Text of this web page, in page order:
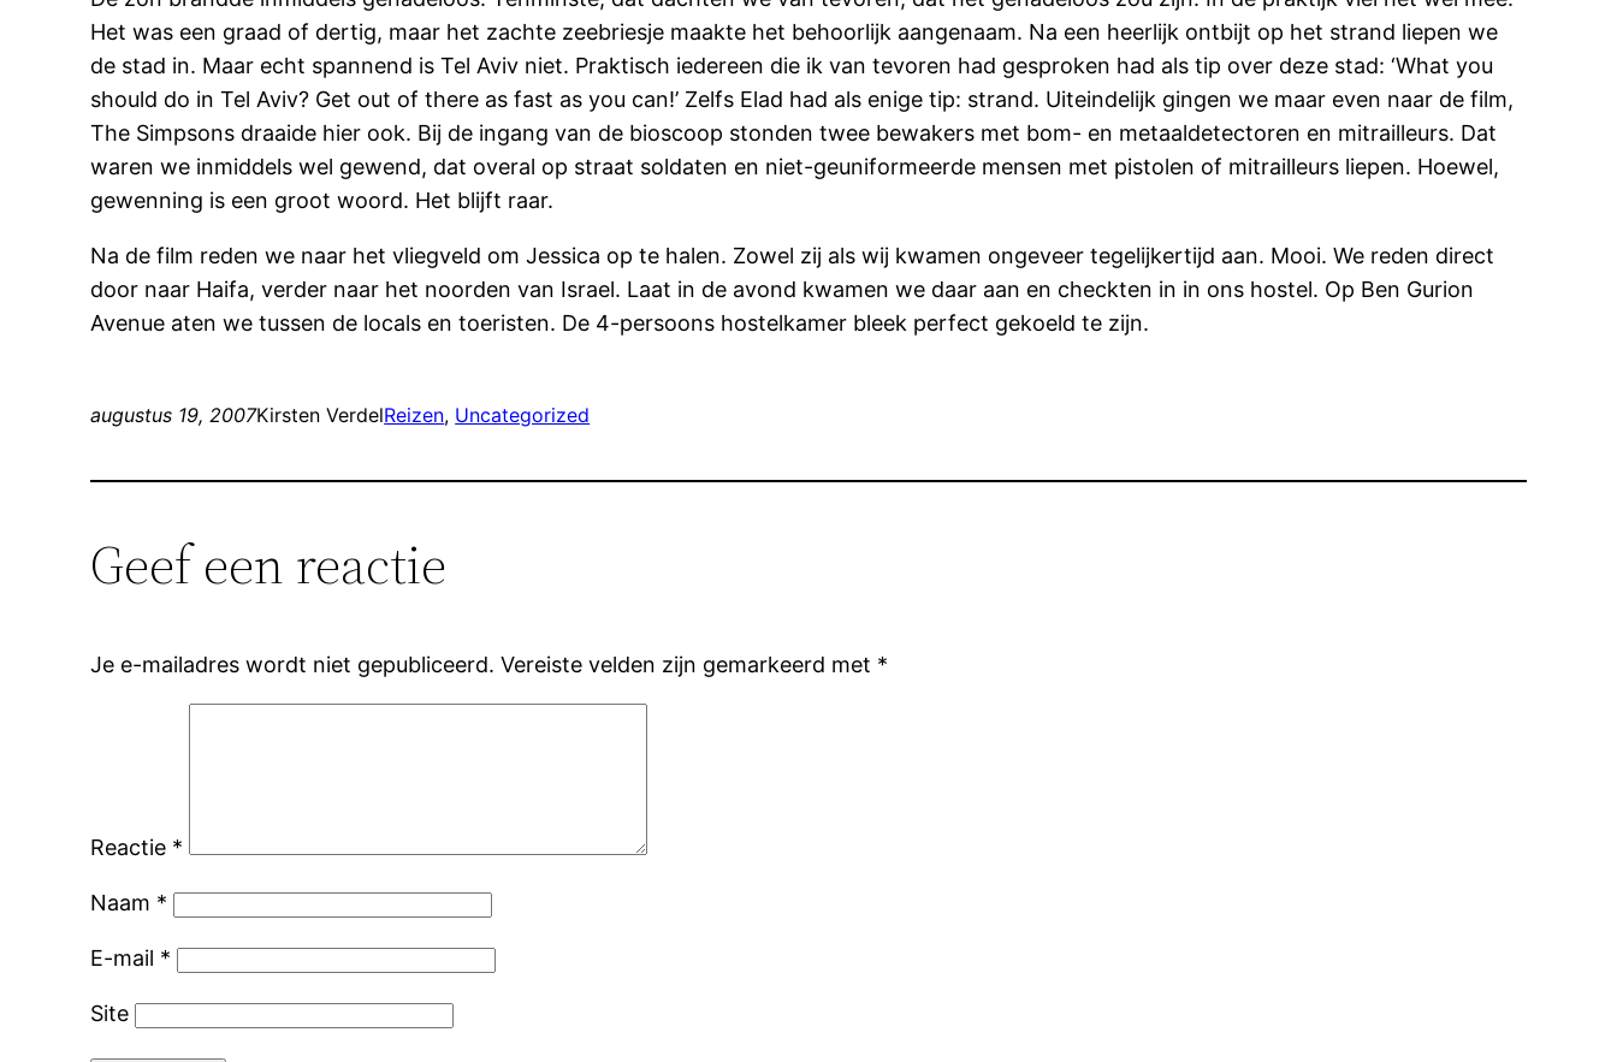
Het was een graad of dertig, maar het zachte zeebriesje maakte het behoorlijk aangenaam. Na een heerlijk ontbijt op het strand liepen we
de stad in. Maar echt spannend is Tel Aviv niet. Praktisch iedereen die ik van tevoren had gesproken had als tip over deze stad: ‘What you
should do in Tel Aviv? Get out of there as fast as you can!’ Zelfs Elad had als enige tip: strand. Uiteindelijk gingen we maar even naar de film,
The Simpsons draaide hier ook. Bij de ingang van de bioscoop stonden twee bewakers met bom- en metaaldetectoren en mitrailleurs. Dat
waren we inmiddels wel gewend, dat overal op straat soldaten en niet-geuniformeerde mensen met pistolen of mitrailleurs liepen. Hoewel,
gewenning is een groot woord. Het blijft raar.
Na de film reden we naar het vliegveld om Jessica op te halen. Zowel zij als wij kwamen ongeveer tegelijkertijd aan. Mooi. We reden direct
door naar Haifa, verder naar het noorden van Israel. Laat in de avond kwamen we daar aan en checkten in in ons hostel. Op Ben Gurion
Avenue aten we tussen de locals en toeristen. De 4-persoons hostelkamer bleek perfect gekoeld te zijn.
augustus 19, 2007Kirsten VerdelReizen, Uncategorized
Geef een reactie
Je e-mailadres wordt niet gepubliceerd. Vereiste velden zijn gemarkeerd met *
Reactie *
Naam *
E-mail *
Site